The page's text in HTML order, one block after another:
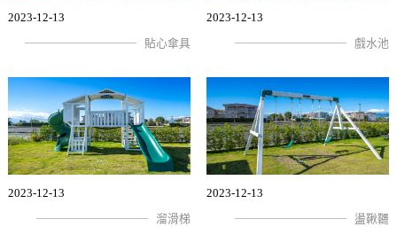
2023-12-13
貼心傘具
2023-12-13
戲水池
2023-12-13
溜滑梯
2023-12-13
盪鞦韆